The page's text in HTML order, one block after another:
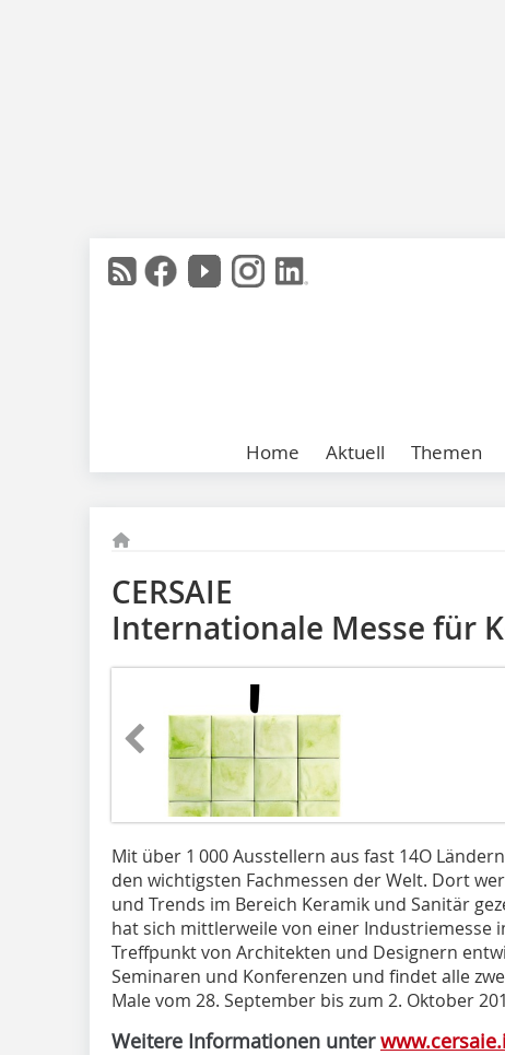
Home Aktuell Themen
CERSAIE
Internationale Messe für
Mit über 1 000 Ausstellern aus fast 14O
den wichtigsten Fachmessen der Welt. Dort
und Trends im Bereich Keramik und Sanitär
hat sich mittlerweile von einer Industriemesse
Treffpunkt von Architekten und Designern
Seminaren und Konferenzen und findet alle
Male vom 28. September bis zum 2. Oktober
Weitere Informationen unter